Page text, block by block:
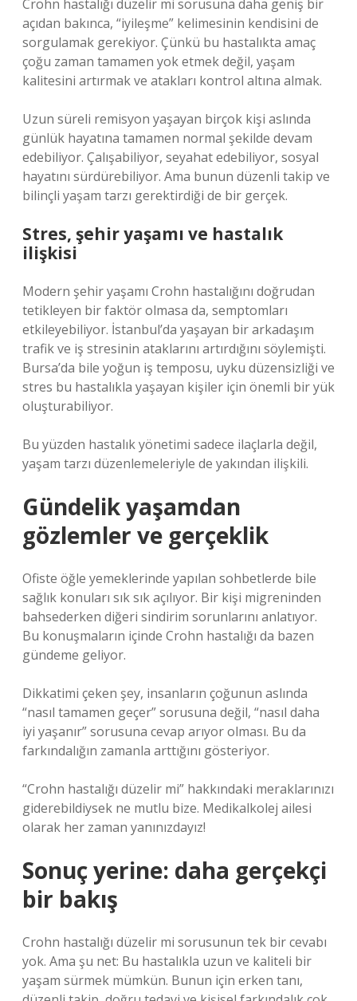
Crohn hastalığı düzelir mi sorusuna daha geniş bir
açıdan bakınca, “iyileşme” kelimesinin kendisini de
sorgulamak gerekiyor. Çünkü bu hastalıkta amaç
çoğu zaman tamamen yok etmek değil, yaşam
kalitesini artırmak ve atakları kontrol altına almak.
Uzun süreli remisyon yaşayan birçok kişi aslında
günlük hayatına tamamen normal şekilde devam
edebiliyor. Çalışabiliyor, seyahat edebiliyor, sosyal
hayatını sürdürebiliyor. Ama bunun düzenli takip ve
bilinçli yaşam tarzı gerektirdiği de bir gerçek.
Stres, şehir yaşamı ve hastalık
ilişkisi
Modern şehir yaşamı Crohn hastalığını doğrudan
tetikleyen bir faktör olmasa da, semptomları
etkileyebiliyor. İstanbul’da yaşayan bir arkadaşım
trafik ve iş stresinin ataklarını artırdığını söylemişti.
Bursa’da bile yoğun iş temposu, uyku düzensizliği ve
stres bu hastalıkla yaşayan kişiler için önemli bir yük
oluşturabiliyor.
Bu yüzden hastalık yönetimi sadece ilaçlarla değil,
yaşam tarzı düzenlemeleriyle de yakından ilişkili.
Gündelik yaşamdan
gözlemler ve gerçeklik
Ofiste öğle yemeklerinde yapılan sohbetlerde bile
sağlık konuları sık sık açılıyor. Bir kişi migreninden
bahsederken diğeri sindirim sorunlarını anlatıyor.
Bu konuşmaların içinde Crohn hastalığı da bazen
gündeme geliyor.
Dikkatimi çeken şey, insanların çoğunun aslında
“nasıl tamamen geçer” sorusuna değil, “nasıl daha
iyi yaşanır” sorusuna cevap arıyor olması. Bu da
farkındalığın zamanla arttığını gösteriyor.
“Crohn hastalığı düzelir mi” hakkındaki meraklarınızı
giderebildiysek ne mutlu bize. Medikalkolej ailesi
olarak her zaman yanınızdayız!
Sonuç yerine: daha gerçekçi
bir bakış
Crohn hastalığı düzelir mi sorusunun tek bir cevabı
yok. Ama şu net: Bu hastalıkla uzun ve kaliteli bir
yaşam sürmek mümkün. Bunun için erken tanı,